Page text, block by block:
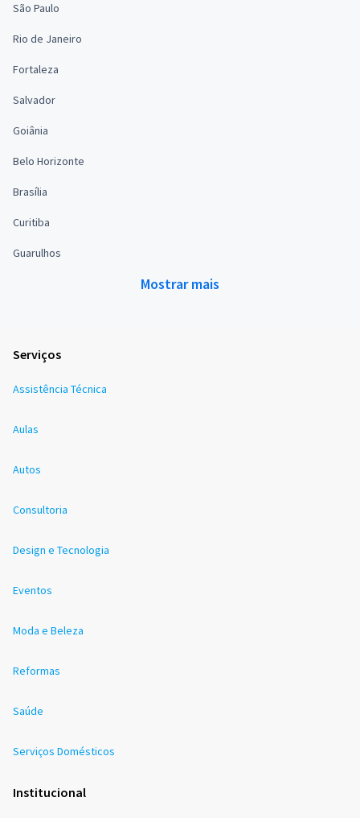
São Paulo
Rio de Janeiro
Fortaleza
Salvador
Goiânia
Belo Horizonte
Brasília
Curitiba
Guarulhos
Mostrar mais
Serviços
Assistência Técnica
Aulas
Autos
Consultoria
Design e Tecnologia
Eventos
Moda e Beleza
Reformas
Saúde
Serviços Domésticos
Institucional